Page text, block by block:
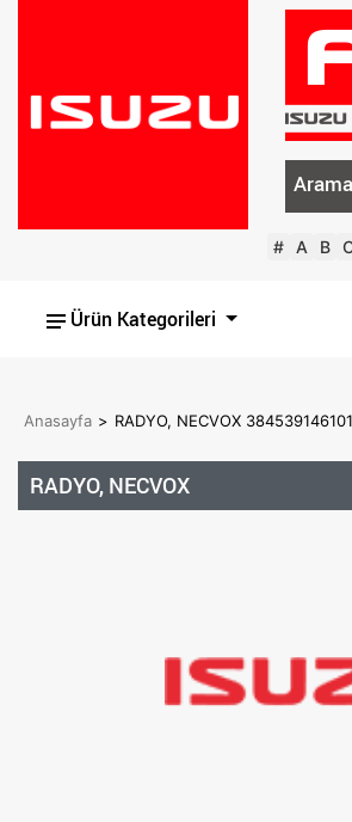
Arama
# A B
Ürün Kategorileri
Anasayfa > RADYO, NECVOX 384539146101
RADYO, NECVOX